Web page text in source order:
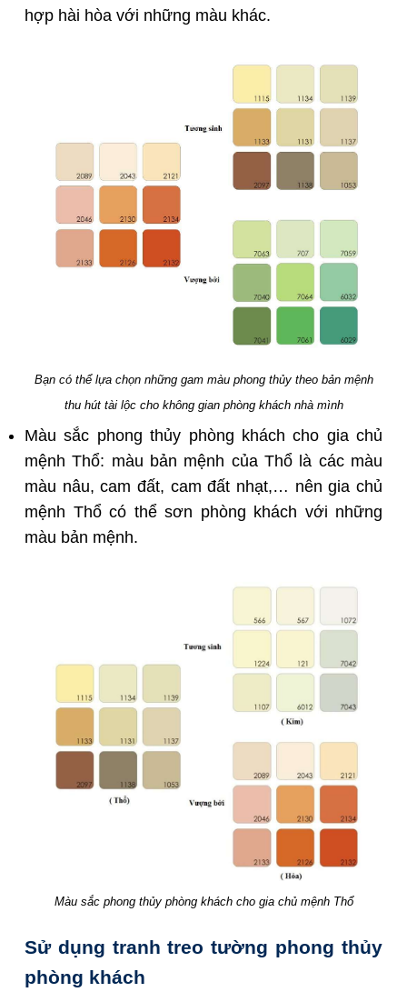
hợp hài hòa với những màu khác.
Bạn có thể lựa chọn những gam màu phong thủy theo bản mệnh
thu hút tài lộc cho không gian phòng khách nhà mình
Màu sắc phong thủy phòng khách cho gia chủ
mệnh Thổ: màu bản mệnh của Thổ là các màu
màu nâu, cam đất, cam đất nhạt,… nên gia chủ
mệnh Thổ có thể sơn phòng khách với những
màu bản mệnh.
Màu sắc phong thủy phòng khách cho gia chủ mệnh Thổ
Sử dụng tranh treo tường phong thủy
phòng khách